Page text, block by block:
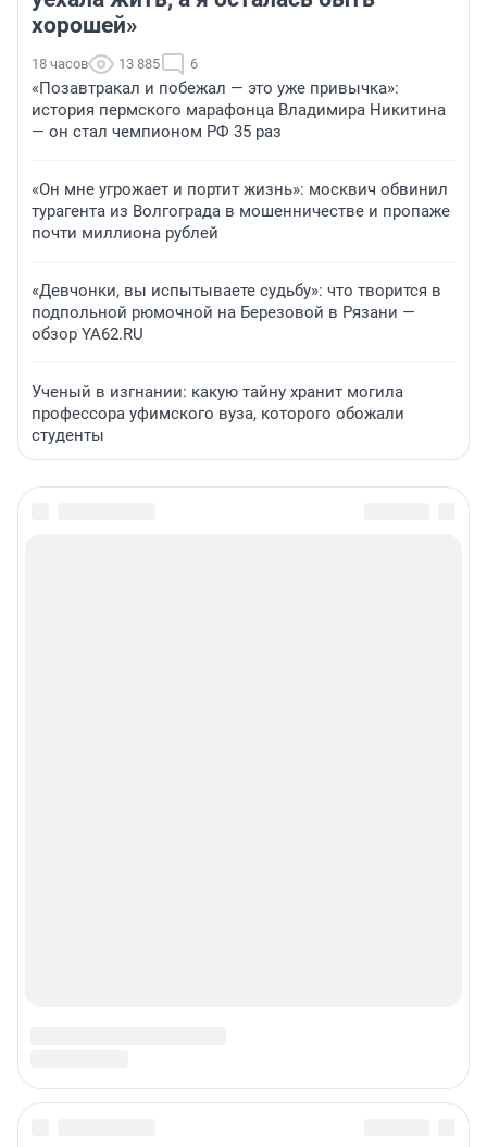
хорошей»
18 часов 13 885 6
«Позавтракал и побежал — это уже привычка»:
история пермского марафонца Владимира Никитина
— он стал чемпионом РФ 35 раз
«Он мне угрожает и портит жизнь»: москвич обвинил
турагента из Волгограда в мошенничестве и пропаже
почти миллиона рублей
«Девчонки, вы испытываете судьбу»: что творится в
подпольной рюмочной на Березовой в Рязани —
обзор YA62.RU
Ученый в изгнании: какую тайну хранит могила
профессора уфимского вуза, которого обожали
студенты